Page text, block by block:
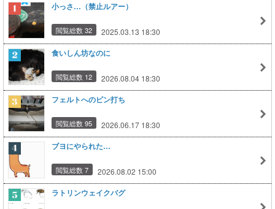
小っさ…（禁止ルアー）
閲覧総数 32 2025.03.13 18:30
食いしん坊なのに
閲覧総数 12 2026.08.04 18:30
フェルトへのピン打ち
閲覧総数 95 2026.06.17 18:30
ブヨにやられた…
閲覧総数 7 2026.08.02 15:00
ラトリンウェイクバグ